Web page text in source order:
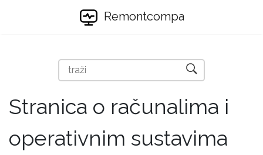
Remontcompa
Stranica o računalima i
operativnim sustavima